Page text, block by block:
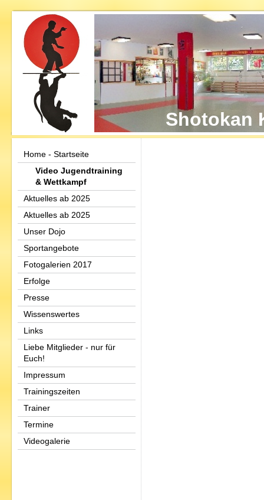
Shotokan
Home - Startseite
Video Jugendtraining
& Wettkampf
Aktuelles ab 2025
Aktuelles ab 2025
Unser Dojo
Sportangebote
Fotogalerien 2017
Erfolge
Presse
Wissenswertes
Links
Liebe Mitglieder - nur für
Euch!
Impressum
Trainingszeiten
Trainer
Termine
Videogalerie